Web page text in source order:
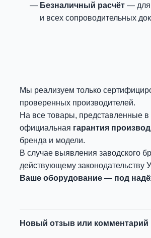
Безналичный расчёт — для
и всех сопроводительных
Мы реализуем только
проверенных производителей.
На все товары, представленные в
официальная гарантия
бренда и модели.
В случае выявления заводского
действующему законодательству
Ваше оборудование — под
Новый отзыв или комментарий